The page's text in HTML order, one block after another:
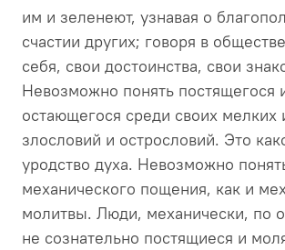
им и зеленеют, узнавая о
счастии других; говоря в
себя, свои достоинства, свои
Невозможно понять постящегося
остающегося среди своих мелких
злословий и острословий. Это
уродство духа. Невозможно
механического пощения, как и
молитвы. Люди, механически, по
не сознательно постящиеся и